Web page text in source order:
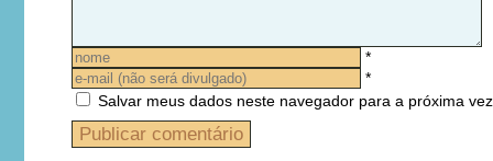
*
*
Salvar meus dados neste navegador para a próxima